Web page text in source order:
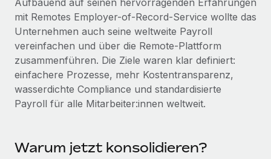
mit Remotes Employer-of-Record-Service wollte das
Unternehmen auch seine weltweite Payroll
vereinfachen und über die Remote-Plattform
zusammenführen. Die Ziele waren klar definiert:
einfachere Prozesse, mehr Kostentransparenz,
wasserdichte Compliance und standardisierte
Payroll für alle Mitarbeiter:innen weltweit.
Warum jetzt konsolidieren?